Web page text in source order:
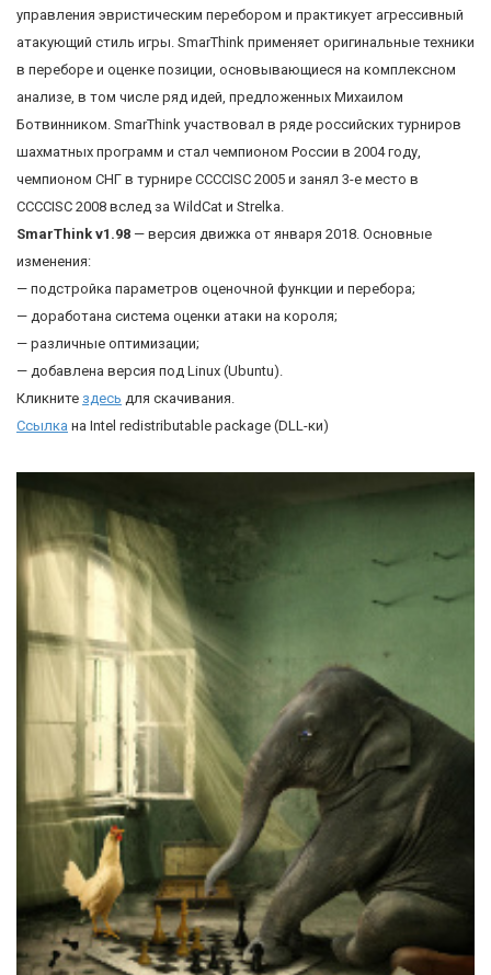
управления эвристическим перебором и практикует агрессивный
атакующий стиль игры. SmarThink применяет оригинальные техники
в переборе и оценке позиции, основывающиеся на комплексном
анализе, в том числе ряд идей, предложенных Михаилом
Ботвинником. SmarThink участвовал в ряде российских турниров
шахматных программ и стал чемпионом России в 2004 году,
чемпионом СНГ в турнире CCCCISC 2005 и занял 3-е место в
CCCCISC 2008 вслед за WildCat и Strelka.
SmarThink v1.98 — версия движка от января 2018. Основные
изменения:
— подстройка параметров оценочной функции и перебора;
— доработана система оценки атаки на короля;
— различные оптимизации;
— добавлена версия под Linux (Ubuntu).
Кликните здесь для скачивания.
Ссылка на Intel redistributable package (DLL-ки)